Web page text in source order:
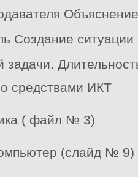
Создание
задачи.
средствами ИКТ
( файл № 3)
(слайд № 9)